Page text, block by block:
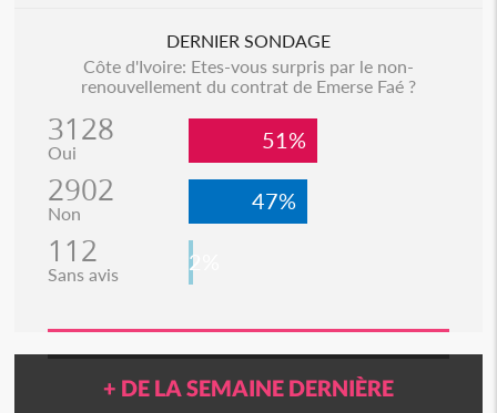
DERNIER SONDAGE
Côte d'Ivoire: Etes-vous surpris par le non-
renouvellement du contrat de Emerse Faé ?
3128
Oui 51%
2902
Non 47%
112
Sans avis 2%
+ DE LA SEMAINE DERNIÈRE